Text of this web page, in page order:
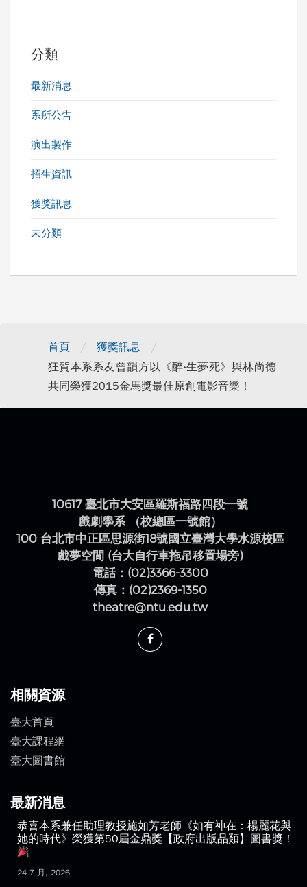
分類
最新消息
系所公告
演出製作
招生資訊
獲獎訊息
未分類
首頁 / 獲獎訊息 /
狂賀本系系友曾韻方以《醉‧生夢死》與林尚德
共同榮獲2015金馬獎最佳原創電影音樂！
10617 臺北市大安區羅斯福路四段一號
戲劇學系 （校總區一號館）
100 台北市中正區思源街18號國立臺灣大學水源校區
戲夢空間 (台大自行車拖吊移置場旁)
傳真：(02)2369-1350
theatre@ntu.edu.tw
相關資源
臺大首頁
臺大圖書館
最新消息
恭喜本系兼任助理教授施如芳老師《如有神在：楊麗花與